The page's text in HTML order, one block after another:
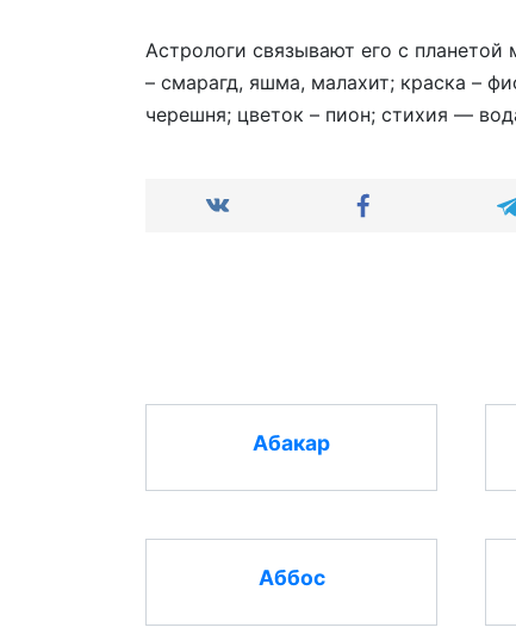
Астрологи связывают его с
– смарагд, яшма, малахит; краска –
черешня; цветок – пион; стихия —
Абакар
Аббос